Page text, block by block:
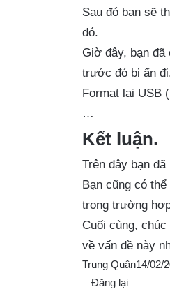
Sau đó bạn sẽ
đó.
Giờ đây, bạn
trước đó bị ẩn
Format lại USB
…
Kết luận.
Trên đây bạn
Bạn cũng có
trong trường
Cuối cùng,
về vấn đề này
Trung Quân14/02/
Đăng lại